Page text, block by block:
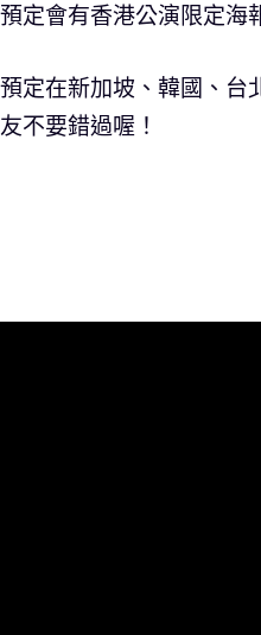
定會有香港公演限定海
定在新加坡、韓國、
不要錯過喔！